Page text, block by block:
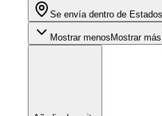
Se envía dentro de
Mostrar menos Mostrar más